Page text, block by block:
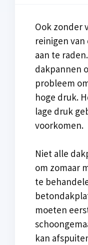
Ook zonder
reinigen
aan te
dakpannen
probleem
hoge druk.
lage druk
voorkomen.
Niet alle
om zomaar
te
moeten
kan